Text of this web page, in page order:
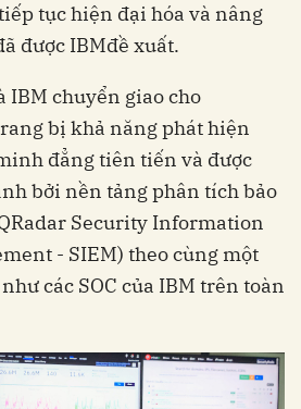
tục hiện đại hóa và nâng
được IBMđề xuất.
IBM chuyển giao cho
bị khả năng phát hiện
đẳng tiên tiến và được
bởi nền tảng phân tích bảo
Security Information
- SIEM) theo cùng một
các SOC của IBM trên toàn